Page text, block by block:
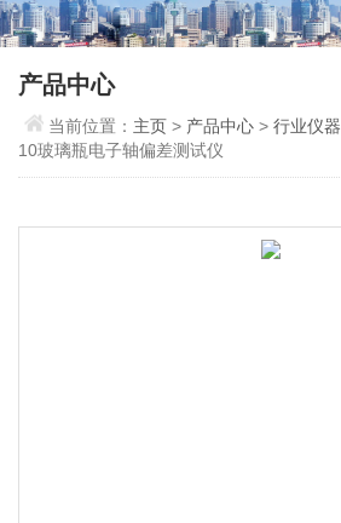
产品中心
当前位置： 主页> 产品中心 >行业仪器
10玻璃瓶电子轴偏差测试仪